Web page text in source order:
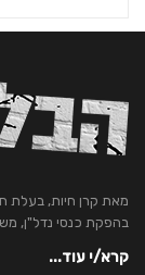
מאת קרן חיות, בעלת
בהפקת כנסי נדל"ן,
קרא/י עוד...